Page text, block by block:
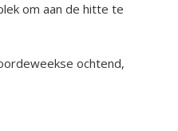
om aan de hitte te
ochtend,